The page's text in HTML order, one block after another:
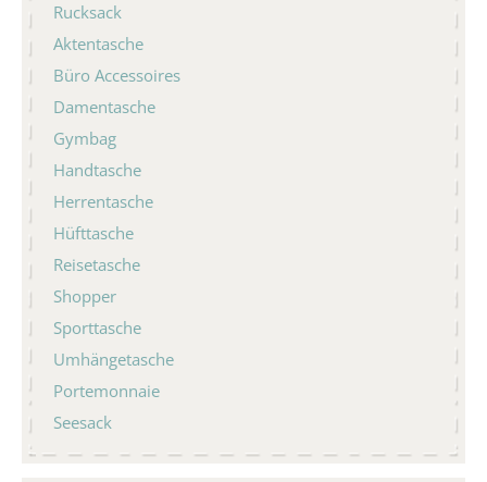
Rucksack
Aktentasche
Büro Accessoires
Damentasche
Gymbag
Handtasche
Herrentasche
Hüfttasche
Reisetasche
Shopper
Sporttasche
Umhängetasche
Portemonnaie
Seesack